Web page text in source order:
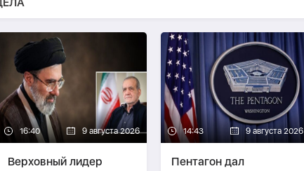
16:40 9 августа 2026
Верховный лидер
14:43 9 августа 2026
Пентагон дал